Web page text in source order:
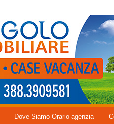
Dove Siamo-Orario agenzia